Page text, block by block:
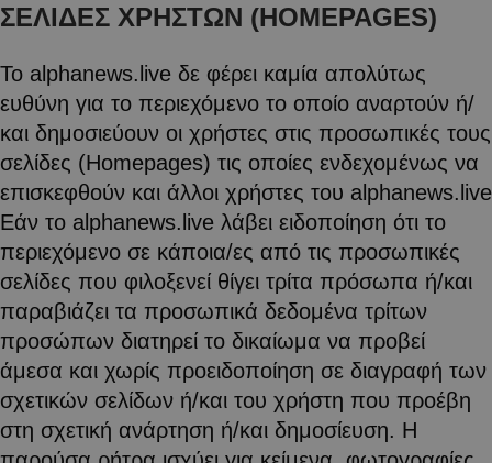
ΣΕΛΙΔΕΣ ΧΡΗΣΤΩΝ (HOMEPAGES)
Το alphanews.live δε φέρει καμία απολύτως
ευθύνη για το περιεχόμενο το οποίο αναρτούν ή/
και δημοσιεύουν οι χρήστες στις προσωπικές τους
σελίδες (Homepages) τις οποίες ενδεχομένως να
επισκεφθούν και άλλοι χρήστες του alphanews.live
Εάν το alphanews.live λάβει ειδοποίηση ότι το
περιεχόμενο σε κάποια/ες από τις προσωπικές
σελίδες που φιλοξενεί θίγει τρίτα πρόσωπα ή/και
παραβιάζει τα προσωπικά δεδομένα τρίτων
προσώπων διατηρεί το δικαίωμα να προβεί
άμεσα και χωρίς προειδοποίηση σε διαγραφή των
σχετικών σελίδων ή/και του χρήστη που προέβη
στη σχετική ανάρτηση ή/και δημοσίευση. Η